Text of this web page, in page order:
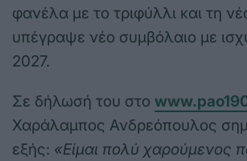
φανέλα με το τριφύλλι και τη
υπέγραψε νέο συμβόλαιο με
2027.
Σε δήλωσή του στο
Χαράλαμπος Ανδρεόπουλος
εξής: «Είμαι πολύ χαρούμενος